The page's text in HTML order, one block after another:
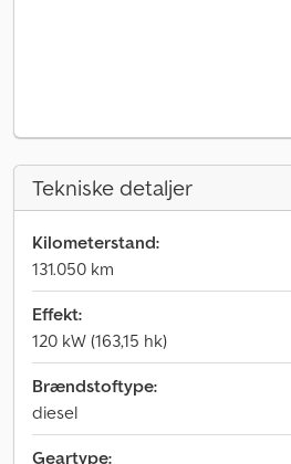
Tekniske detaljer
Kilometerstand:
131.050 km
Effekt:
120 kW (163,15 hk)
Brændstoftype:
diesel
Geartype: